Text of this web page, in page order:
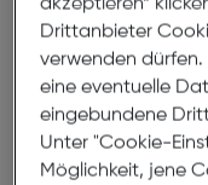
Abmessungen
Brillenbreite:
Steg:15mm
Glasbreite:55mm
Bügellänge:
akzeptieren“
Drittanbieter
verwenden
eine eventuelle
eingebundene
Unter "Cookie-
Möglichkeit, jene